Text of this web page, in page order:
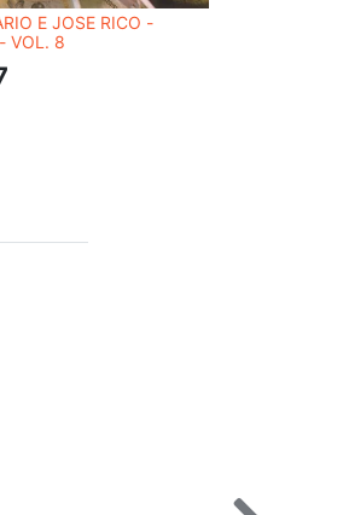
E JOSE RICO -
VOL. 8